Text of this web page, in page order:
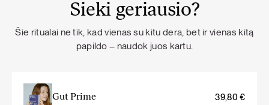
Sieki geriausio?
Šie ritualai ne tik, kad vienas su kitu dera, bet ir vienas kitą
papildo – naudok juos kartu.
Gut Prime 39,80€